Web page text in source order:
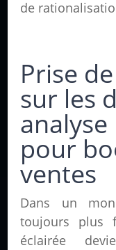
de
Prise
sur les
pour
ventes
Dans un
toujours plus
éclairée